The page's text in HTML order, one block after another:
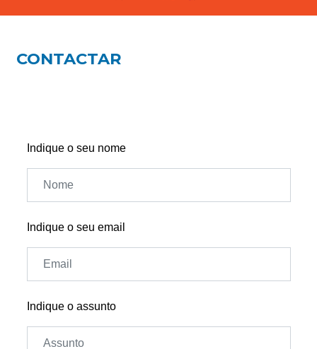
CONTACTAR
Indique o seu nome
Indique o seu email
Indique o assunto